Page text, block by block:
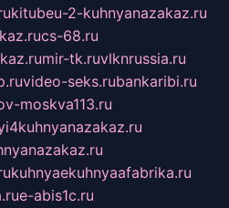
kitubeu-2-kuhnyanazakaz.ru
cs-68.ru
mir-tk.ruvlknrussia.ru
video-seks.rubankaribi.ru
moskva113.ru
kuhnyaekuhnyaafabrika.ru
e-abis1c.ru